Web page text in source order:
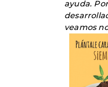
ayuda.
veamos